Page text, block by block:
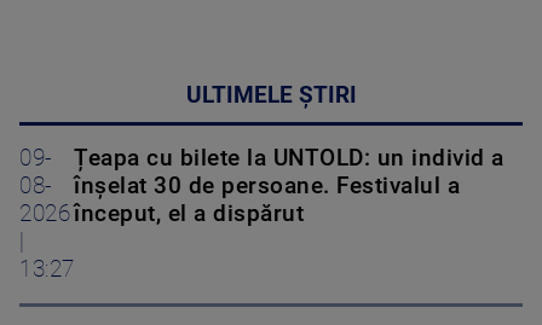
ULTIMELE ȘTIRI
09-
08-
2026
13:27
Țeapa cu bilete la UNTOLD: un individ a
înșelat 30 de persoane. Festivalul a
început, el a dispărut